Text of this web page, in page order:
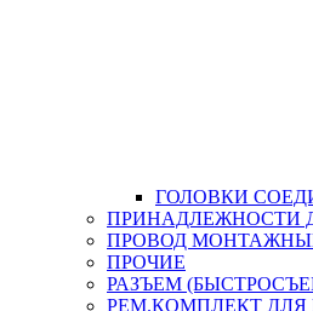
ГОЛОВКИ
ПРИНАДЛЕЖНОСТИ
ПРОВОД
ПРОЧИЕ
РАЗЪЕМ
РЕМ.КОМПЛЕКТ